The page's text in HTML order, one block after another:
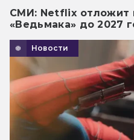
СМИ: Netflix отложит
«Ведьмака» до 2027
Новости